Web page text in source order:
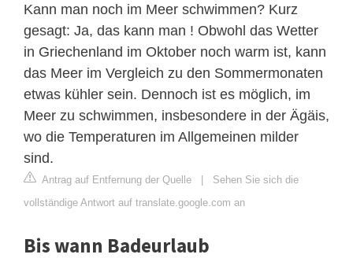
Kann man noch im Meer schwimmen? Kurz
gesagt: Ja, das kann man ! Obwohl das Wetter
in Griechenland im Oktober noch warm ist, kann
das Meer im Vergleich zu den Sommermonaten
etwas kühler sein. Dennoch ist es möglich, im
Meer zu schwimmen, insbesondere in der Ägäis,
wo die Temperaturen im Allgemeinen milder
sind.
Antrag auf Entfernung der Quelle | Sehen Sie sich die
vollständige Antwort auf translate.google.com an
Bis wann Badeurlaub